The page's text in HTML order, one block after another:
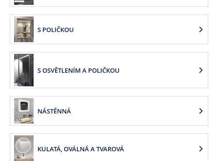
S POLIČKOU
S OSVĚTLENÍM A POLIČKOU
NÁSTĚNNÁ
KULATÁ, OVÁLNÁ A TVAROVÁ